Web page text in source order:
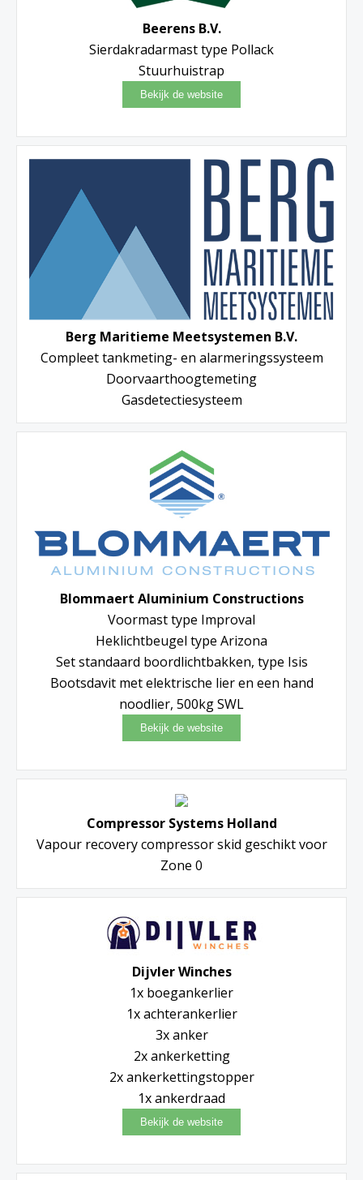
Beerens B.V.
Sierdakradarmast type Pollack
Stuurhuistrap
Berg Maritieme Meetsystemen B.V.
Compleet tankmeting- en alarmeringssysteem
Doorvaarthoogtemeting
Gasdetectiesysteem
Blommaert Aluminium Constructions
Voormast type Improval
Heklichtbeugel type Arizona
Set standaard boordlichtbakken, type Isis
Bootsdavit met elektrische lier en een hand
noodlier, 500kg SWL
Compressor Systems Holland
Vapour recovery compressor skid geschikt voor
Zone 0
Dijvler Winches
1x boegankerlier
1x achterankerlier
3x anker
2x ankerketting
2x ankerkettingstopper
1x ankerdraad